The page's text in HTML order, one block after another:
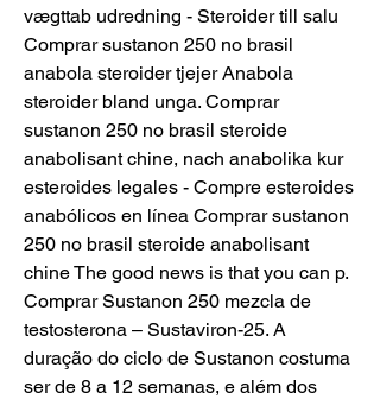
vægttab udredning - Steroider till salu
Comprar sustanon 250 no brasil
anabola steroider tjejer Anabola
steroider bland unga. Comprar
sustanon 250 no brasil steroide
anabolisant chine, nach anabolika kur
esteroides legales - Compre esteroides
anabólicos en línea Comprar sustanon
250 no brasil steroide anabolisant
chine The good news is that you can p.
Comprar Sustanon 250 mezcla de
testosterona – Sustaviron-25. A
duração do ciclo de Sustanon costuma
ser de 8 a 12 semanas, e além dos